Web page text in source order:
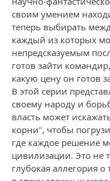
своим умением
теперь выбирать
каждый из которых
непредсказуемым
готов зайти
какую цену он готов
В этой серии
своему народу и
власть может
корни", чтобы
где каждое решение
цивилизации. Это не
глубокая аллегория